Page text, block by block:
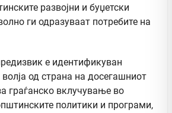
развојни и буџетски
ги одразуваат потребите на
е идентификуван
од страна на досегашниот
граѓанско вклучување во
политики и програми,